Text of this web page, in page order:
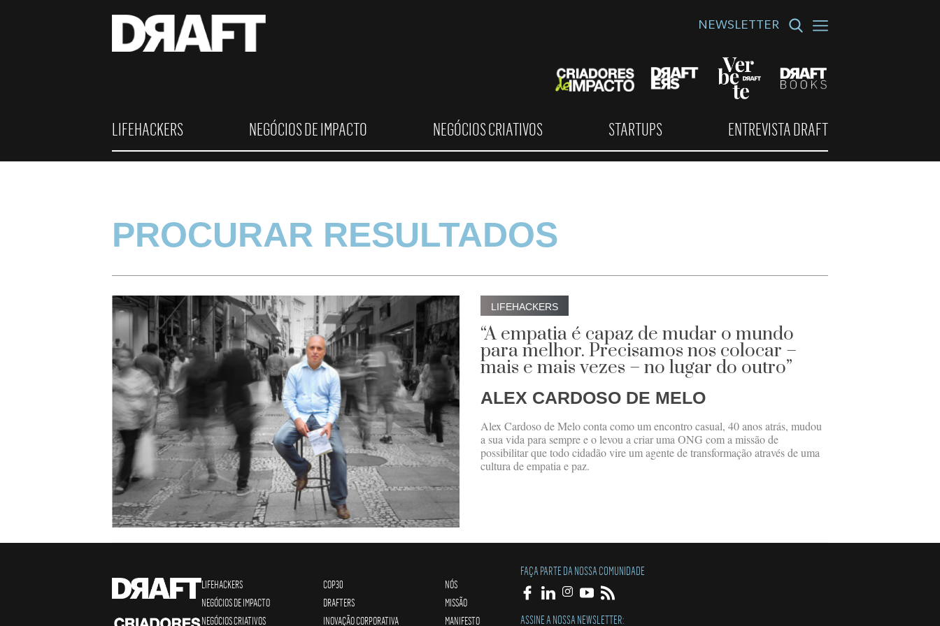
NEWSLETTER
LIFEHACKERS NEGÓCIOS DE IMPACTO NEGÓCIOS CRIATIVOS STARTUPS ENTREVISTA DRAFT
PROCURAR RESULTADOS
LIFEHACKERS
“A empatia é capaz de mudar o mundo
para melhor. Precisamos nos colocar –
mais e mais vezes – no lugar do outro”
ALEX CARDOSO DE MELO
Alex Cardoso de Melo conta como um encontro casual, 40 anos atrás, mudou
a sua vida para sempre e o levou a criar uma ONG com a missão de
possibilitar que todo cidadão vire um agente de transformação através de uma
cultura de empatia e paz.
LIFEHACKERS
NEGÓCIOS DE IMPACTO
NEGÓCIOS CRIATIVOS
COP30
DRAFTERS
INOVAÇÃO CORPORATIVA
NÓS
MISSÃO
MANIFESTO
FAÇA PARTE DA NOSSA COMUNIDADE
ASSINE A NOSSA NEWSLETTER: